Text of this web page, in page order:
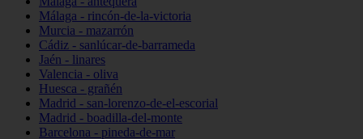
Málaga - rincón-de-la-victoria
Murcia - mazarrón
Cádiz - sanlúcar-de-barrameda
Jaén - linares
Valencia - oliva
Huesca - grañén
Madrid - san-lorenzo-de-el-escorial
Madrid - boadilla-del-monte
Barcelona - pineda-de-mar